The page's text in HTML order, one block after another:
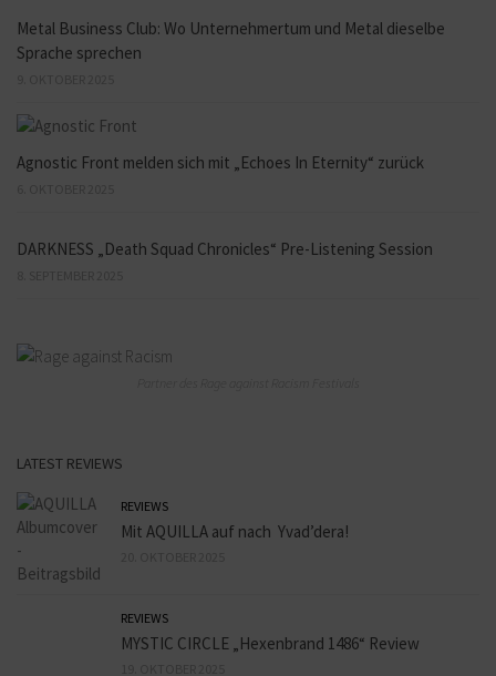
Metal Business Club: Wo Unternehmertum und Metal dieselbe
Sprache sprechen
Agnostic Front melden sich mit „Echoes In Eternity“ zurück
DARKNESS „Death Squad Chronicles“ Pre-Listening Session
LATEST REVIEWS
REVIEWS
Mit AQUILLA auf nach Yvad’dera!
REVIEWS
MYSTIC CIRCLE „Hexenbrand 1486“ Review